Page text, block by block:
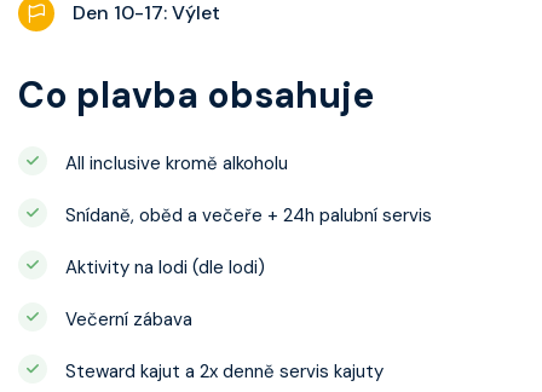
Den 10-17: Výlet
Co plavba obsahuje
All inclusive kromě alkoholu
Snídaně, oběd a večeře + 24h palubní servis
Aktivity na lodi (dle lodi)
Večerní zábava
Steward kajut a 2x denně servis kajuty